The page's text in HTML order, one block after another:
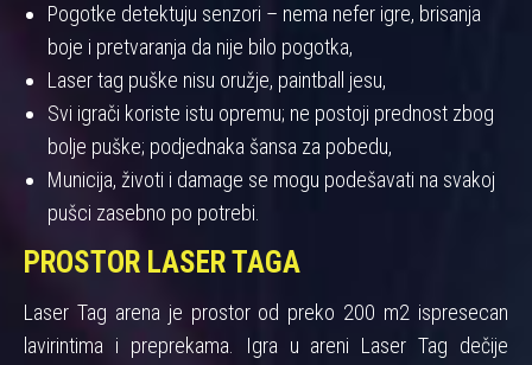
Pogotke detektuju senzori – nema nefer igre, brisanja
boje i pretvaranja da nije bilo pogotka,
Laser tag puške nisu oružje, paintball jesu,
Svi igrači koriste istu opremu; ne postoji prednost zbog
bolje puške; podjednaka šansa za pobedu,
Municija, životi i damage se mogu podešavati na svakoj
pušci zasebno po potrebi.
PROSTOR LASER TAGA
Laser Tag arena je prostor od preko 200 m2 ispresecan
lavirintima i preprekama. Igra u areni Laser Tag dečije